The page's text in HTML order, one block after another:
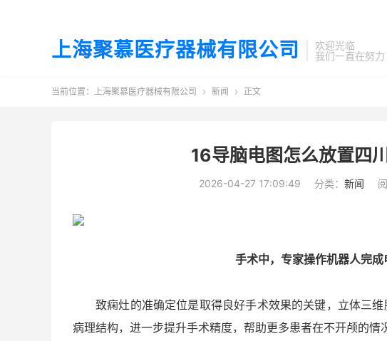
上海聚慕医疗器械有限公司
欢迎光临
我们一直在努力
当前位置： 上海聚慕医疗器械有限公司  新闻  正文
16导脑电图怎么放置四
2026-04-27 17:09:49 分类： 新闻
手术中，专家操作机器人完
致痫灶的准确定位是取得良好手术效果的关键，立体三
病理结构，进一步提升手术精度，帮助更多患者在不开颅的情